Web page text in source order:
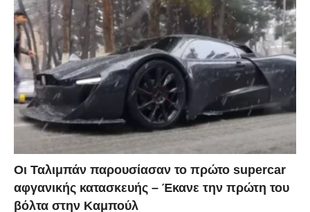
Οι Ταλιμπάν παρουσίασαν το πρώτο supercar
αφγανικής κατασκευής – Έκανε την πρώτη του
βόλτα στην Καμπούλ